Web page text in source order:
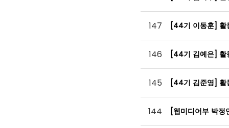
147 [44기 이동훈]
146 [44기 김예은]
145 [44기 김준영]
144 [웹미디어부 박